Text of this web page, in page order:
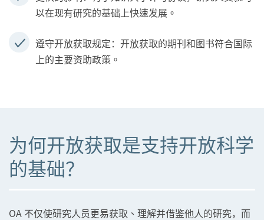
以在现有研究的基础上快速发展。
遵守开放获取规定： 开放获取的期刊和图书符合国际
上的主要资助政策。
为何开放获取是支持开放科学
的基础？
OA 不仅使研究人员更易获取、理解并借鉴他人的研究，而